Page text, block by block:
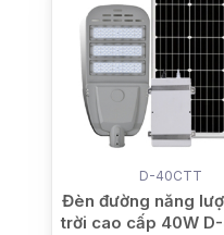
D-40CTT
Đèn đường năng
trời cao cấp 40W